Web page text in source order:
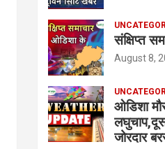
संक्षिप्त
August 8,
ओडिशा
जोरदार